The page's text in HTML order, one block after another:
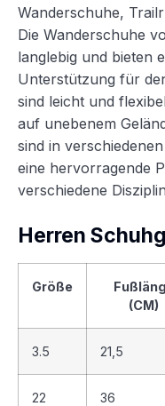
Wanderschuhe,
Die Wanderschuhe
langlebig und bieten
Unterstützung für
sind leicht und
auf unebenem
sind in
eine hervorragende
verschiedene
Herren
Größe
(CM)
3.5 21,5
22 36